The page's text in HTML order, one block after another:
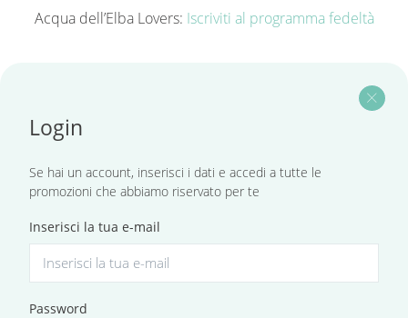
Acqua dell’Elba Lovers: Iscriviti al programma fedeltà
close
Login
Se hai un account, inserisci i dati e accedi a tutte le
promozioni che abbiamo riservato per te
Inserisci la tua e-mail
Password